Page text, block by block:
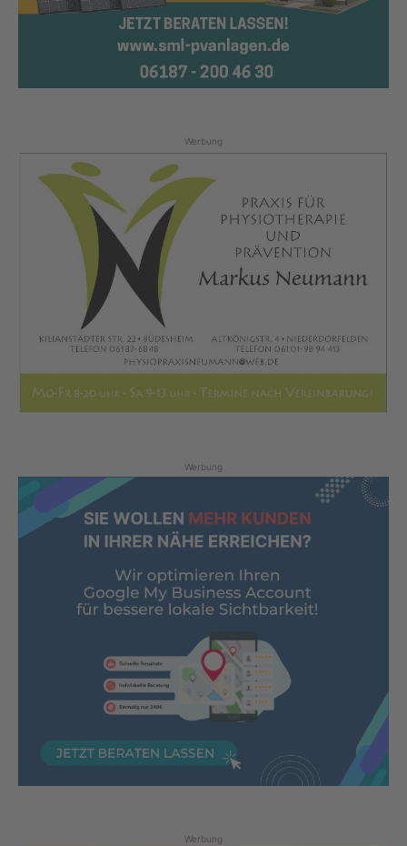
Werbung
Werbung
Werbung